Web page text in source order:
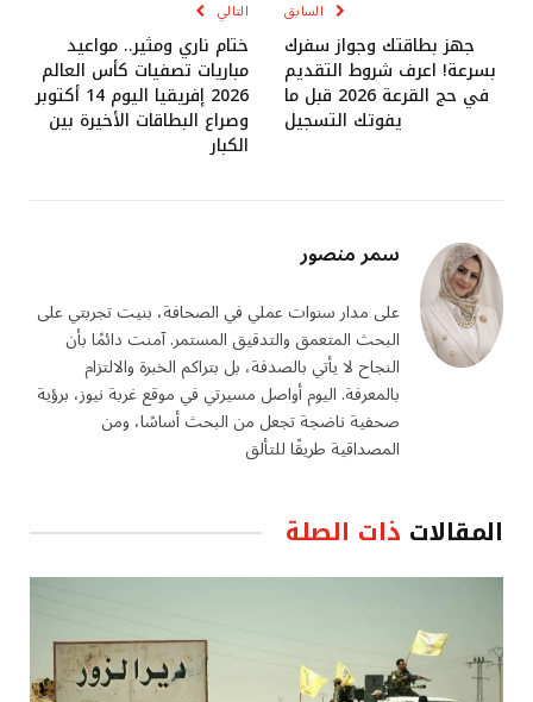
السابق
جهز بطاقتك وجواز سفرك
بسرعة! اعرف شروط التقديم
في حج القرعة 2026 قبل ما
يفوتك التسجيل
التالي
ختام ناري ومثير.. مواعيد
مباريات تصفيات كأس العالم
2026 إفريقيا اليوم 14 أكتوبر
وصراع البطاقات الأخيرة بين
الكبار
سمر منصور
على مدار سنوات عملي في الصحافة، بنيت تجربتي على
البحث المتعمق والتدقيق المستمر. آمنت دائمًا بأن
النجاح لا يأتي بالصدفة، بل بتراكم الخبرة والالتزام
بالمعرفة. اليوم أواصل مسيرتي في موقع غربة نيوز، برؤية
صحفية ناضجة تجعل من البحث أساسًا، ومن
المصداقية طريقًا للتألق
المقالات ذات الصلة